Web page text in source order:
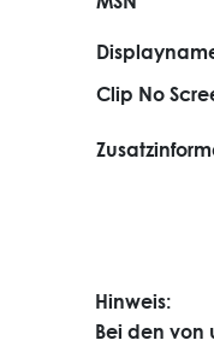
Clip No
Hinweis:
Bei den von